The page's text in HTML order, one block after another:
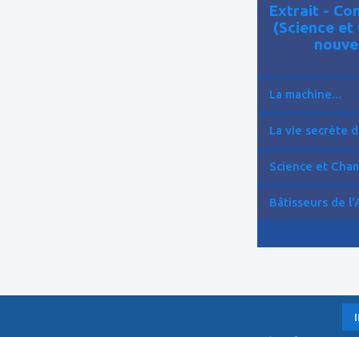
Extrait -
(Science et
La machine...
La vie secrète
Science et
Bâtisseurs de